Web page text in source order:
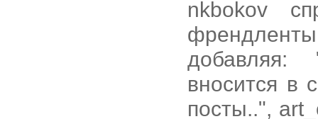
nkbokov
добавляя:
вносится в
посты..",